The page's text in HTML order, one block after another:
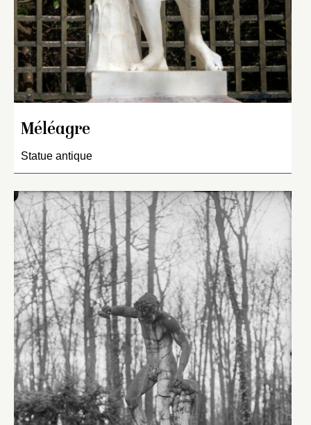
Méléagre
Statue antique